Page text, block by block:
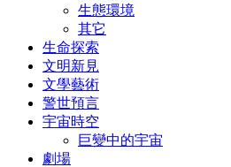
生態環境
其它
生命探索
文明新見
文學藝術
警世預言
宇宙時空
巨變中的宇宙
劇場